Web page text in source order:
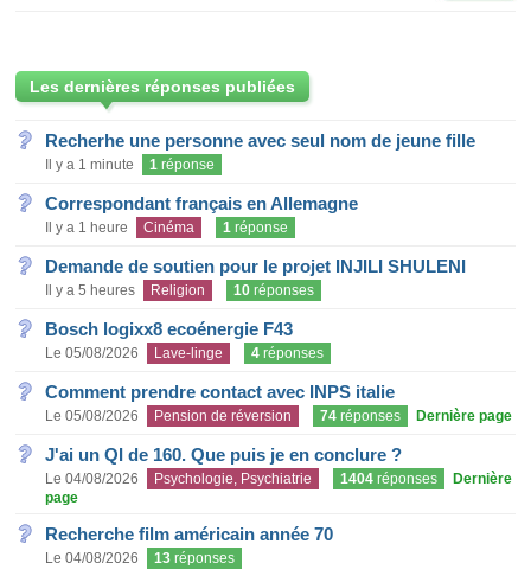
Les dernières réponses publiées
Recherhe une personne avec seul nom de jeune fille
Il y a 1 minute 1 réponse
Correspondant français en Allemagne
Il y a 1 heure Cinéma 1 réponse
Demande de soutien pour le projet INJILI SHULENI
Il y a 5 heures Religion 10 réponses
Bosch logixx8 ecoénergie F43
Le 05/08/2026 Lave-linge 4 réponses
Comment prendre contact avec INPS italie
Le 05/08/2026 Pension de réversion 74 réponses Dernière page
J'ai un QI de 160. Que puis je en conclure ?
Le 04/08/2026 Psychologie, Psychiatrie 1404 réponses
Dernière
page
Recherche film américain année 70
Le 04/08/2026 13 réponses